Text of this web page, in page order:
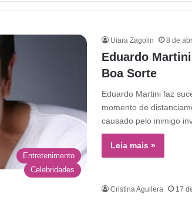
Entretenimento
Uiara Zagolin 8 de
Eduardo
Boa Sorte
Eduardo Martini faz
momento de
causado pelo inimigo
Leia mais »
Celebridades
Cristina Aguilera 17